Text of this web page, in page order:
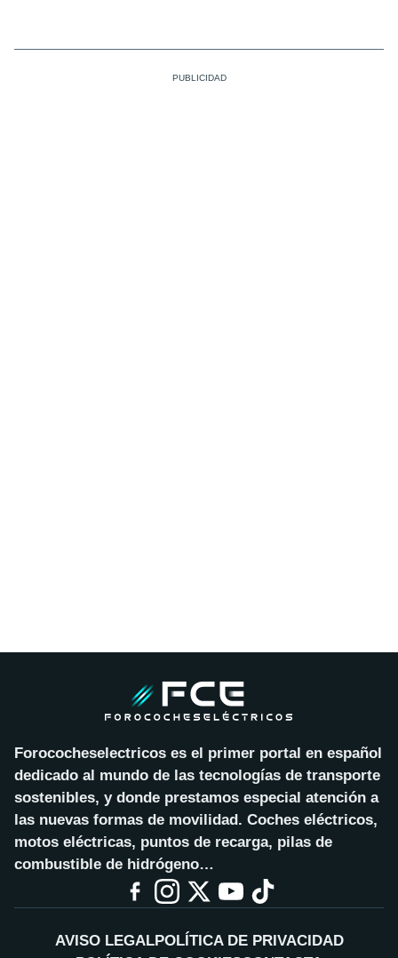
Forococheselectricos es el primer portal en español
dedicado al mundo de las tecnologías de transporte
sostenibles, y donde prestamos especial atención a
las nuevas formas de movilidad. Coches eléctricos,
motos eléctricas, puntos de recarga, pilas de
combustible de hidrógeno…
AVISO LEGALPOLÍTICA DE PRIVACIDAD